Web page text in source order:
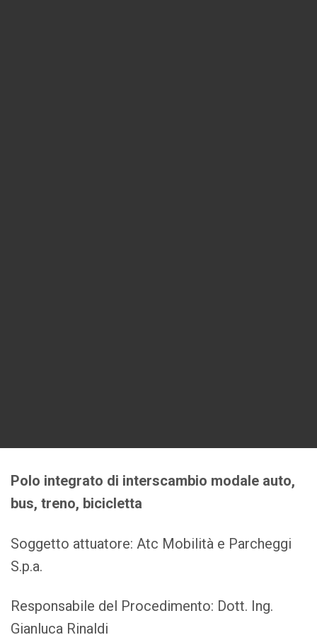
Polo integrato di interscambio modale auto,
bus, treno, bicicletta
Soggetto attuatore: Atc Mobilità e Parcheggi
S.p.a.
Responsabile del Procedimento: Dott. Ing.
Gianluca Rinaldi